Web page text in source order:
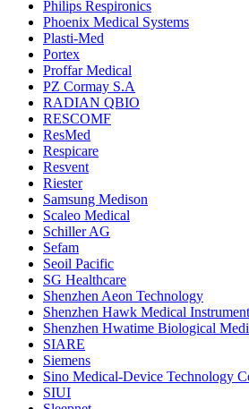
Philips Respironics
Phoenix Medical Systems
Plasti-Med
Portex
Proffar Medical
PZ Cormay S.A
RADIAN QBIO
RESCOMF
ResMed
Respicare
Resvent
Riester
Samsung Medison
Scaleo Medical
Schiller AG
Sefam
Seoil Pacific
SG Healthcare
Shenzhen Aeon Technology
Shenzhen Hawk Medical
Shenzhen Hwatime Biological
SIARE
Siemens
Sino Medical-Device Technology
SIUI